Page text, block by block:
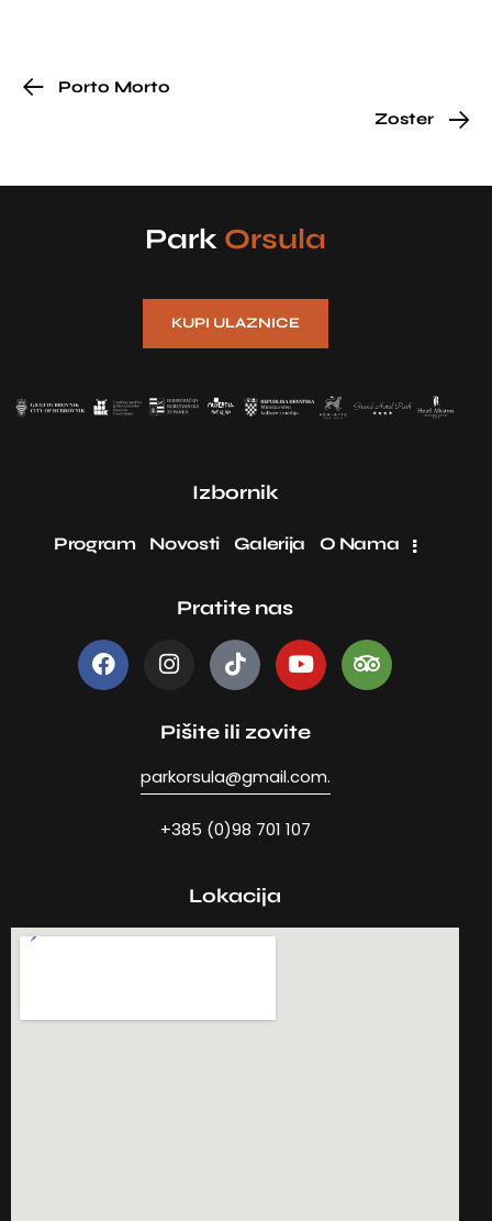
Porto Morto
Zoster
Park Orsula
KUPI ULAZNICE
Izbornik
Program Novosti Galerija O Nama
Pratite nas
Pišite ili zovite
parkorsula@gmail.com.
+385 (0)98 701 107
Lokacija